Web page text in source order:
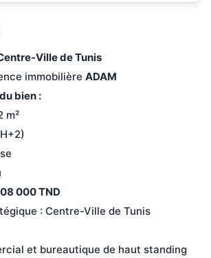
Ville de Tunis
immobilière ADAM
bien :
m²
000 TND
: Centre-Ville de Tunis
et bureautique de haut standing